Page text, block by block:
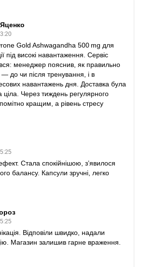
Gold Ashwagandha 500 mg для
під високі навантаження. Сервіс
менеджер пояснив, як правильно
до чи після тренування, і в
навантажень дня. Доставка була
Через тиждень регулярного
кращим, а рівень стресу
Стала спокійнішою, з’явилося
балансу. Капсули зручні, легко
Відповіли швидко, надали
Магазин залишив гарне враження.